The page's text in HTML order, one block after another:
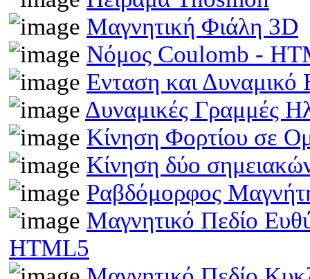
Μαγνητική Φιάλη 3D
Νόμος Coulomb -
Ενταση και
Δυναμικές Γραμμές
Κίνηση Φορτίου σε
Κίνηση δύο
Ραβδόμορφος
Μαγνητικό Πεδίο
HTML5